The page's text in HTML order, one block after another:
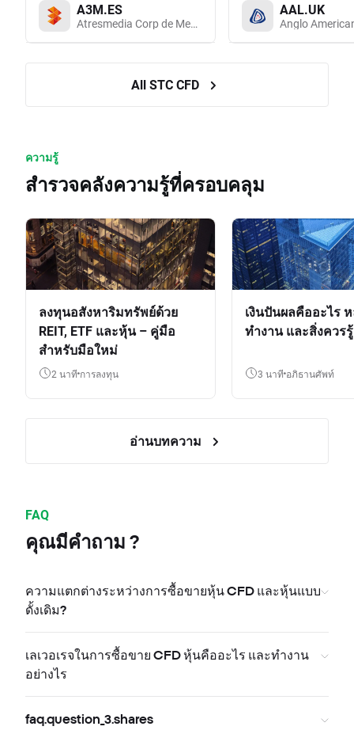
A3M.ES
Atresmedia Corp de Medios de Comunicacion SA
AAL.UK
Anglo
All STC CFD
ความรู้
สำรวจคลังความรู้ที่ครอบคลุม
ลงทุนอสังหาริมทรัพย์ด้วย
REIT, ETF และหุ้น – คู่มือ
สำหรับมือใหม่
2 นาที การลงทุน
เงินปันผลคืออะไร
ทำงาน และสิ่งควรรู้
3 นาที อภิธานศัพท์
อ่านบทความ
FAQ
คุณมีคำถาม ?
ความแตกต่างระหว่างการซื้อขายหุ้น CFD และหุ้นแบบ
ดั้งเดิม?
เลเวอเรจในการซื้อขาย CFD หุ้นคืออะไร และทำงาน
อย่างไร
faq.question_3.shares